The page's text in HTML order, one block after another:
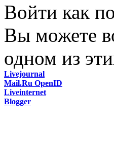
Войти как
Вы можете
одном из
Livejournal
Mail.Ru OpenID
Liveinternet
Blogger